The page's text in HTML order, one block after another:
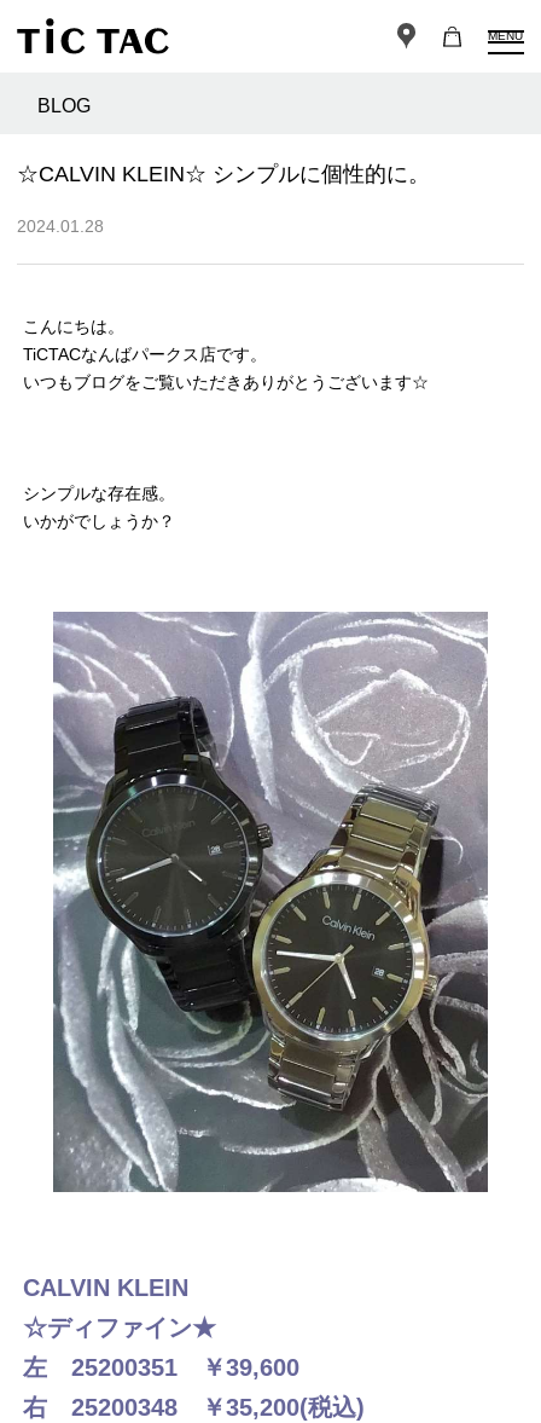
MENU
BLOG
☆CALVIN KLEIN☆ シンプルに個性的に。
2024.01.28
こんにちは。
TiCTACなんばパークス店です。
いつもブログをご覧いただきありがとうございます☆
シンプルな存在感。
いかがでしょうか？
CALVIN KLEIN
☆ディファイン★
左 25200351 ￥39,600
右 25200348 ￥35,200(税込)